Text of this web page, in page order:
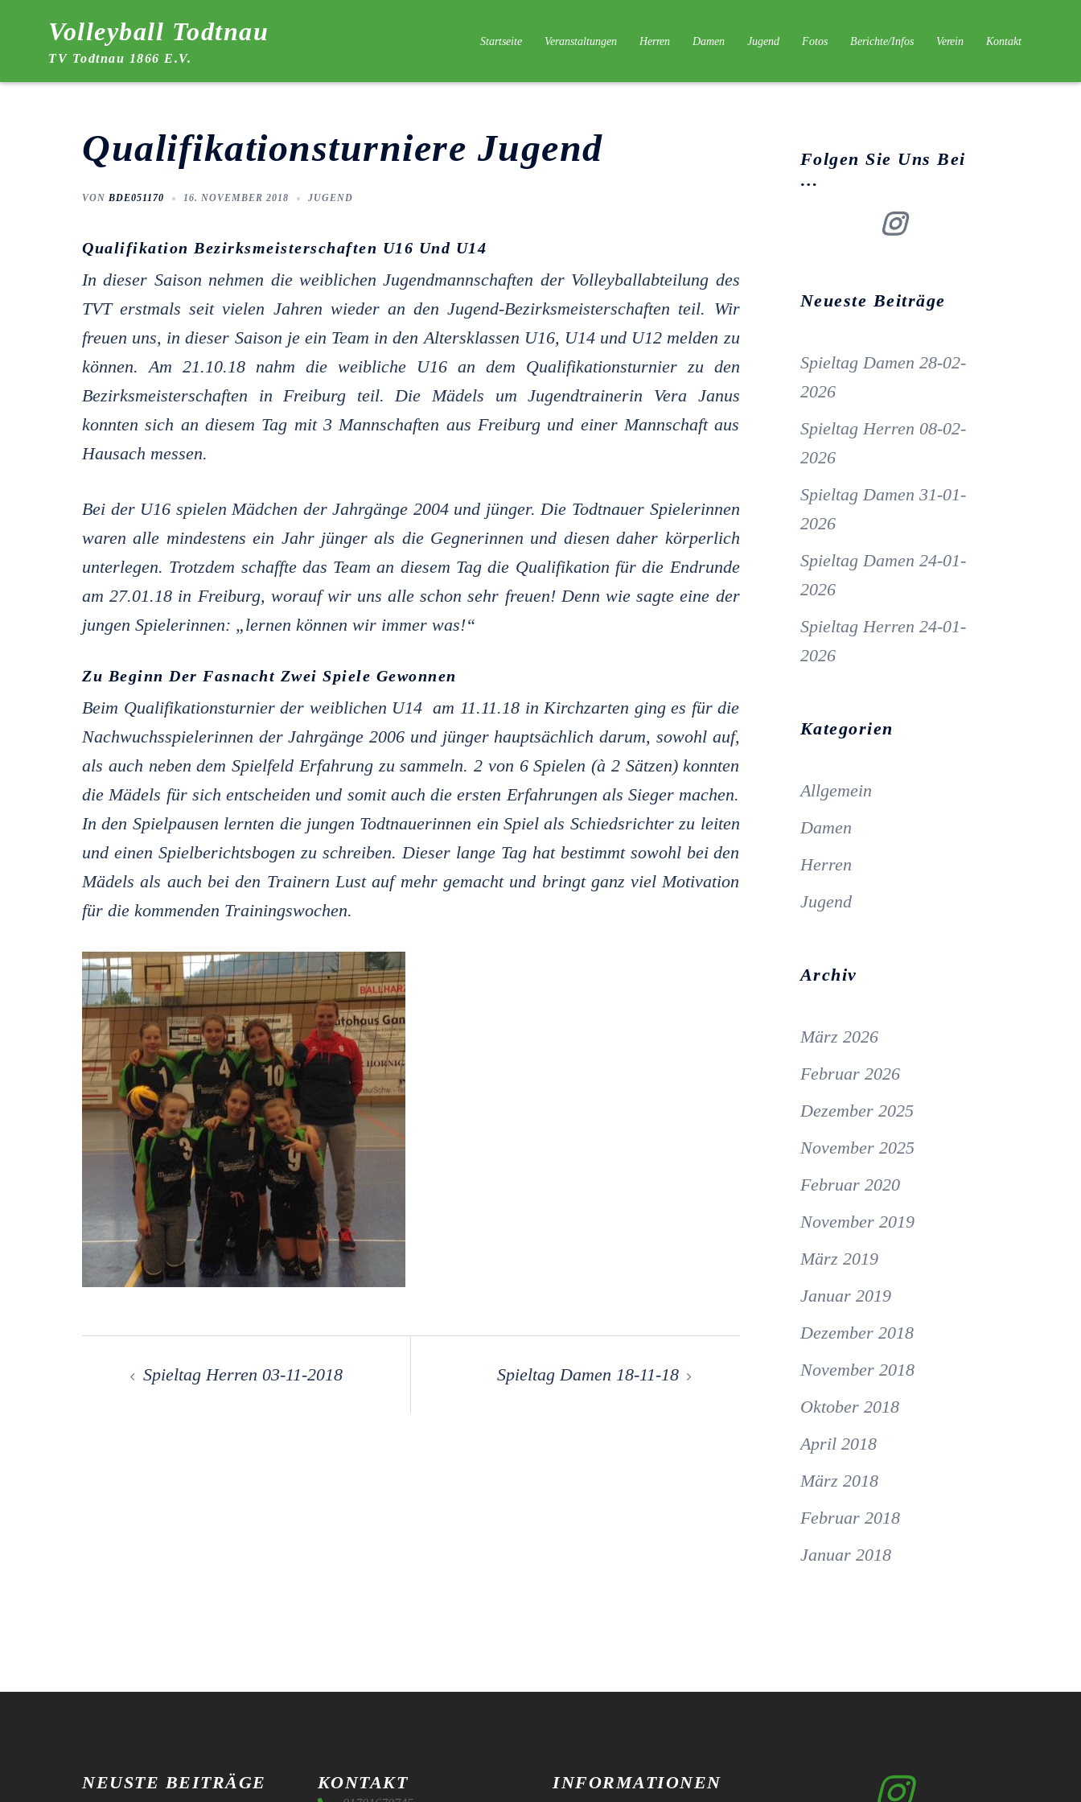
Volleyball Todtnau
TV Todtnau 1866 E.V.
Startseite Veranstaltungen Herren Damen Jugend Fotos Berichte/Infos Verein Kontakt
Qualifikationsturniere Jugend
VON BDE051170 16. NOVEMBER 2018 JUGEND
Qualifikation Bezirksmeisterschaften U16 Und U14
In dieser Saison nehmen die weiblichen Jugendmannschaften der Volleyballabteilung des
TVT erstmals seit vielen Jahren wieder an den Jugend-Bezirksmeisterschaften teil. Wir
freuen uns, in dieser Saison je ein Team in den Altersklassen U16, U14 und U12 melden zu
können. Am 21.10.18 nahm die weibliche U16 an dem Qualifikationsturnier zu den
Bezirksmeisterschaften in Freiburg teil. Die Mädels um Jugendtrainerin Vera Janus
konnten sich an diesem Tag mit 3 Mannschaften aus Freiburg und einer Mannschaft aus
Hausach messen.
Bei der U16 spielen Mädchen der Jahrgänge 2004 und jünger. Die Todtnauer Spielerinnen
waren alle mindestens ein Jahr jünger als die Gegnerinnen und diesen daher körperlich
unterlegen. Trotzdem schaffte das Team an diesem Tag die Qualifikation für die Endrunde
am 27.01.18 in Freiburg, worauf wir uns alle schon sehr freuen! Denn wie sagte eine der
jungen Spielerinnen: „lernen können wir immer was!“
Zu Beginn Der Fasnacht Zwei Spiele Gewonnen
Beim Qualifikationsturnier der weiblichen U14 am 11.11.18 in Kirchzarten ging es für die
Nachwuchsspielerinnen der Jahrgänge 2006 und jünger hauptsächlich darum, sowohl auf,
als auch neben dem Spielfeld Erfahrung zu sammeln. 2 von 6 Spielen (à 2 Sätzen) konnten
die Mädels für sich entscheiden und somit auch die ersten Erfahrungen als Sieger machen.
In den Spielpausen lernten die jungen Todtnauerinnen ein Spiel als Schiedsrichter zu leiten
und einen Spielberichtsbogen zu schreiben. Dieser lange Tag hat bestimmt sowohl bei den
Mädels als auch bei den Trainern Lust auf mehr gemacht und bringt ganz viel Motivation
für die kommenden Trainingswochen.
Spieltag Herren 03-11-2018 Spieltag Damen 18-11-18
Folgen Sie Uns Bei
…
Insta
Neueste Beiträge
Spieltag Damen 28-02-
2026
Spieltag Herren 08-02-
2026
Spieltag Damen 31-01-
2026
Spieltag Damen 24-01-
2026
Spieltag Herren 24-01-
2026
Kategorien
Allgemein
Damen
Herren
Jugend
Archiv
März 2026
Februar 2026
Dezember 2025
November 2025
Februar 2020
November 2019
März 2019
Januar 2019
Dezember 2018
November 2018
Oktober 2018
April 2018
März 2018
Februar 2018
Januar 2018
NEUSTE BEITRÄGE KONTAKT INFORMATIONEN Insta